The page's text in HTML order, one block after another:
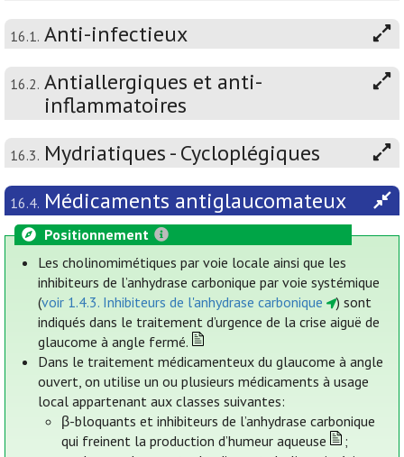
16.1. Anti-infectieux
16.2. Antiallergiques et anti-
inflammatoires
16.3. Mydriatiques - Cycloplégiques
16.4. Médicaments antiglaucomateux
Positionnement
Les cholinomimétiques par voie locale ainsi que les
inhibiteurs de l’anhydrase carbonique par voie systémique
(voir 1.4.3. Inhibiteurs de l'anhydrase carbonique
) sont
indiqués dans le traitement d’urgence de la crise aiguë de
glaucome à angle fermé.
Dans le traitement médicamenteux du glaucome à angle
ouvert, on utilise un ou plusieurs médicaments à usage
local appartenant aux classes suivantes:
β-bloquants et inhibiteurs de l’anhydrase carbonique
qui freinent la production d’humeur aqueuse
;